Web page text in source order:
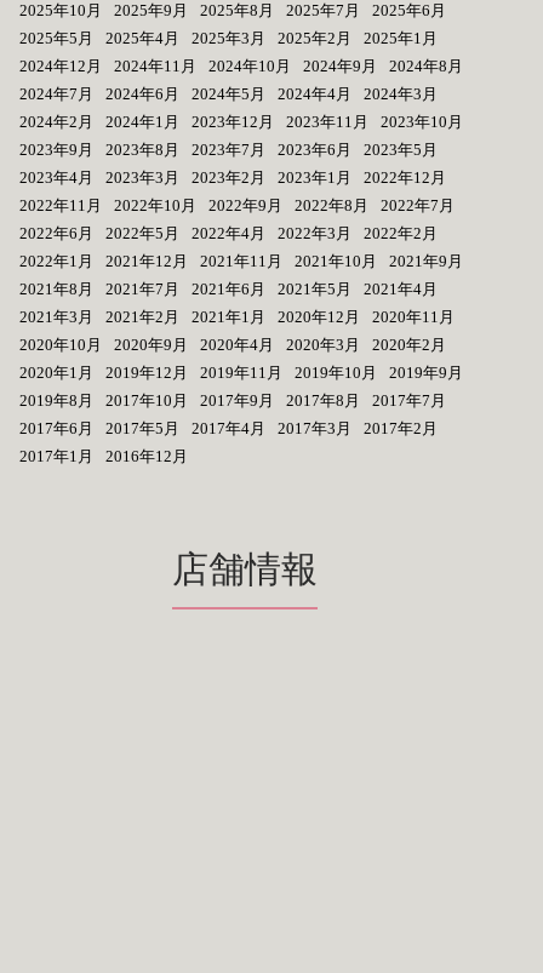
2025年10月
2025年9月 2025年8月 2025年7月
2025年6月
2025年5月
2025年4月 2025年3月 2025年2月
2025年1月
2024年12月
2024年11月 2024年10月 2024年9月
2024年8月
2024年7月
2024年6月 2024年5月 2024年4月
2024年3月
2024年2月
2024年1月 2023年12月 2023年11月
2023年10月
2023年9月
2023年8月 2023年7月 2023年6月
2023年5月
2023年4月
2023年3月 2023年2月 2023年1月
2022年12月
2022年11月
2022年10月 2022年9月 2022年8月
2022年7月
2022年6月
2022年5月 2022年4月 2022年3月
2022年2月
2022年1月
2021年12月 2021年11月 2021年10月
2021年9月
2021年8月
2021年7月 2021年6月 2021年5月
2021年4月
2021年3月
2021年2月 2021年1月 2020年12月
2020年11月
2020年10月
2020年9月 2020年4月 2020年3月
2020年2月
2020年1月
2019年12月 2019年11月 2019年10月
2019年9月
2019年8月
2017年10月 2017年9月 2017年8月
2017年7月
2017年6月
2017年5月 2017年4月 2017年3月
2017年2月
2017年1月
2016年12月
店舗情報